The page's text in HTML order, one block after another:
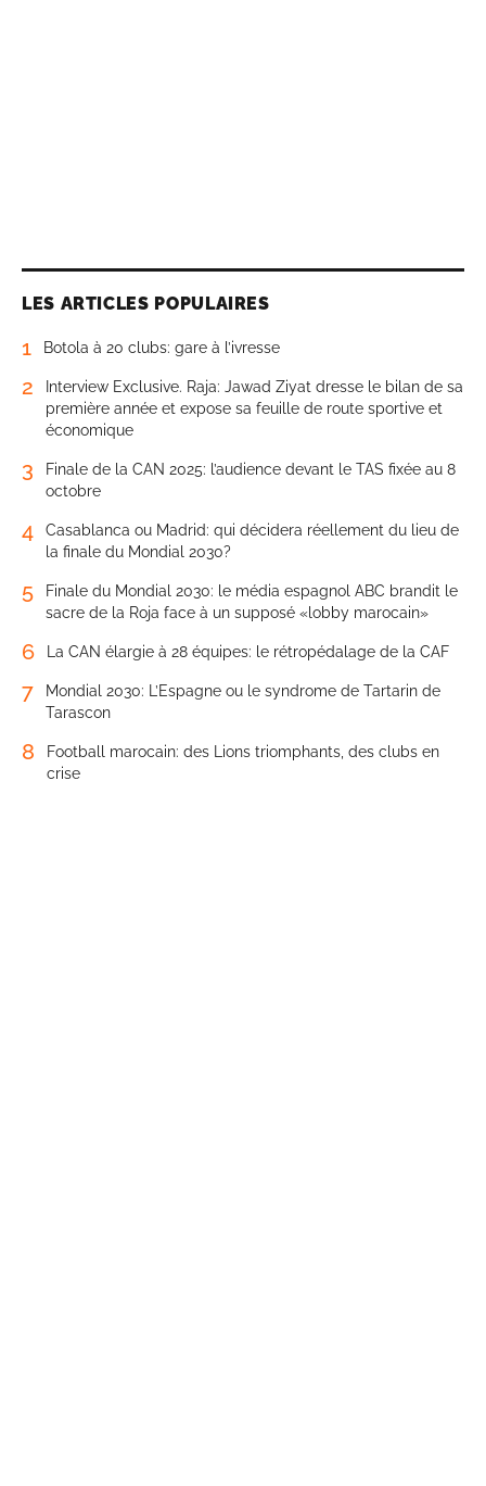
LES ARTICLES POPULAIRES
1 Botola à 20 clubs: gare à l’ivresse
2
Interview Exclusive. Raja: Jawad Ziyat dresse le bilan de sa
première année et expose sa feuille de route sportive et
économique
3
Finale de la CAN 2025: l’audience devant le TAS fixée au 8
octobre
4
Casablanca ou Madrid: qui décidera réellement du lieu de
la finale du Mondial 2030?
5
Finale du Mondial 2030: le média espagnol ABC brandit le
sacre de la Roja face à un supposé «lobby marocain»
6 La CAN élargie à 28 équipes: le rétropédalage de la CAF
7
Mondial 2030: L’Espagne ou le syndrome de Tartarin de
Tarascon
8
Football marocain: des Lions triomphants, des clubs en
crise